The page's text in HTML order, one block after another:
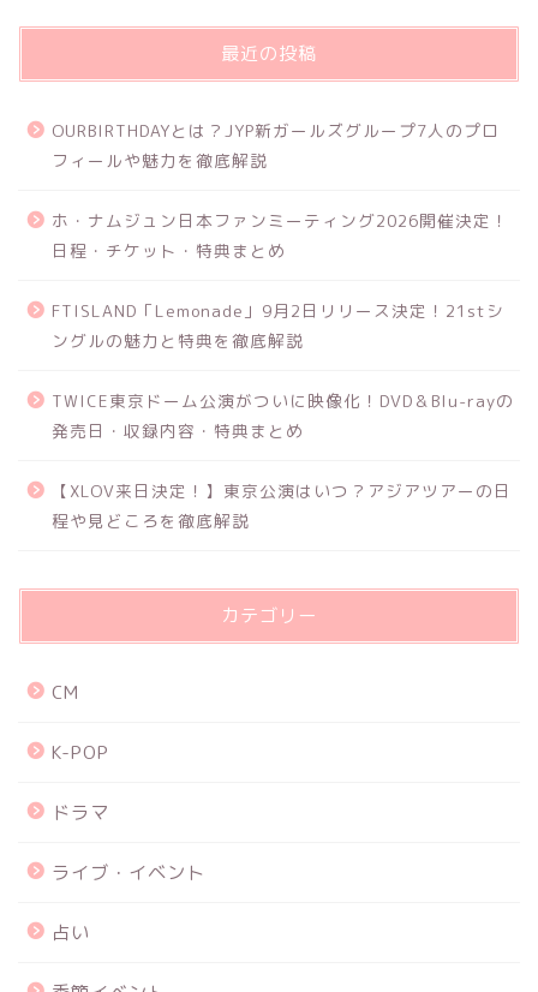
最近の投稿
OURBIRTHDAYとは？JYP新ガールズグループ7人のプロ
フィールや魅力を徹底解説
ホ・ナムジュン日本ファンミーティング2026開催決定！
日程・チケット・特典まとめ
FTISLAND「Lemonade」9月2日リリース決定！21stシ
ングルの魅力と特典を徹底解説
TWICE東京ドーム公演がついに映像化！DVD＆Blu-rayの
発売日・収録内容・特典まとめ
【XLOV来日決定！】東京公演はいつ？アジアツアーの日
程や見どころを徹底解説
カテゴリー
CM
K-POP
ドラマ
ライブ・イベント
占い